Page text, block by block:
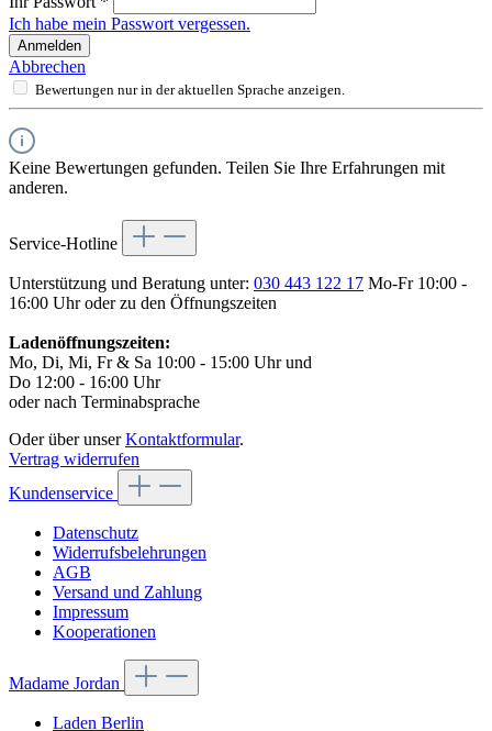
Ich habe mein Passwort vergessen.
Anmelden
Abbrechen
Bewertungen nur in der aktuellen Sprache anzeigen.
Keine Bewertungen gefunden. Teilen Sie Ihre Erfahrungen mit
anderen.
Service-Hotline
Unterstützung und Beratung unter: 030 443 122 17 Mo-Fr 10:00 -
16:00 Uhr oder zu den Öffnungszeiten
Ladenöffnungszeiten:
Mo, Di, Mi, Fr & Sa 10:00 - 15:00 Uhr und
Do 12:00 - 16:00 Uhr
oder nach Terminabsprache
Oder über unserKontaktformular.
Vertrag widerrufen
Kundenservice
Datenschutz
Widerrufsbelehrungen
AGB
Versand und Zahlung
Impressum
Kooperationen
Madame Jordan
Laden Berlin